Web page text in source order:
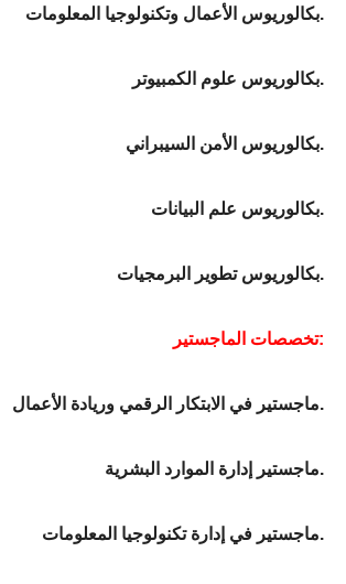
بكالوريوس الأعمال وتكنولوجيا المعلومات.
بكالوريوس علوم الكمبيوتر.
بكالوريوس الأمن السيبراني.
بكالوريوس علم البيانات.
بكالوريوس تطوير البرمجيات.
تخصصات الماجستير:
ماجستير في الابتكار الرقمي وريادة الأعمال.
ماجستير إدارة الموارد البشرية.
ماجستير في إدارة تكنولوجيا المعلومات.